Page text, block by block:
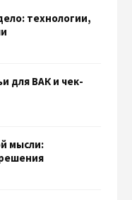
технологии,
для ВАК и чек-
мысли: